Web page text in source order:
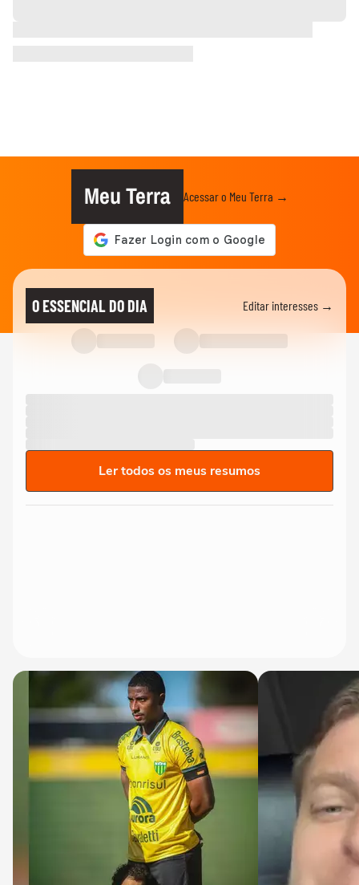
Meu Terra Acessar o Meu Terra →
O ESSENCIAL DO DIA Editar interesses →
Ler todos os meus resumos